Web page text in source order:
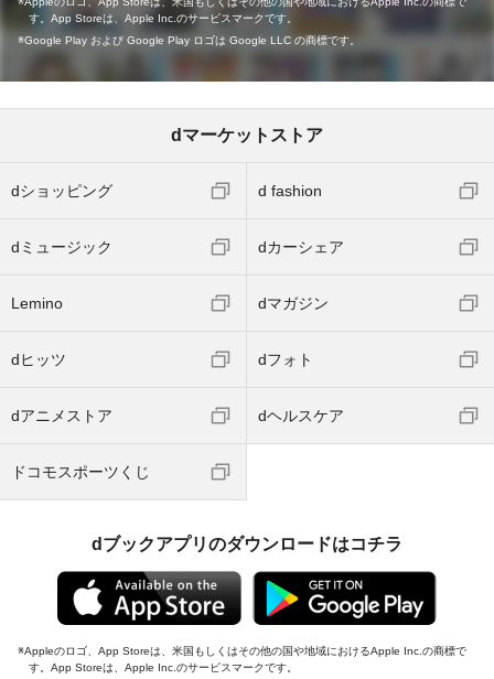
す。App Storeは、Apple Inc.のサービスマークです。
Google Play および Google Play ロゴは Google LLC の商標です。
dマーケットストア
dショッピング d fashion
dミュージック dカーシェア
Lemino dマガジン
dヒッツ dフォト
dアニメストア dヘルスケア
ドコモスポーツくじ
dブックアプリのダウンロードはコチラ
Appleのロゴ、App Storeは、米国もしくはその他の国や地域におけるApple Inc.の商標で
す。App Storeは、Apple Inc.のサービスマークです。